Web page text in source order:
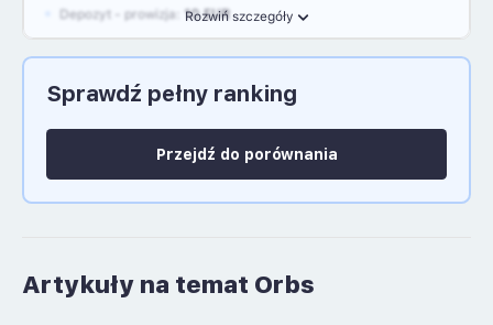
Rozwiń szczegóły
Depozyt - prowizja: 10 EUR
Język polski: NIE
Sprawdź pełny ranking
Przejdź do porównania
Artykuły na temat Orbs